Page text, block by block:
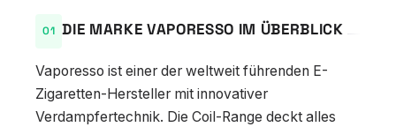
DIE MARKE VAPORESSO IM ÜBERBLICK
Vaporesso ist einer der weltweit führenden E-
Zigaretten-Hersteller mit innovativer
Verdampfertechnik. Die Coil-Range deckt alles